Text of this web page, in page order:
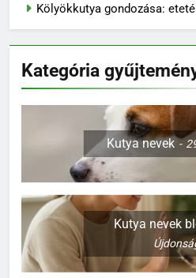
Kölyökkutya gondozása:
Kategória
Kutya nevek
Kutya nevek